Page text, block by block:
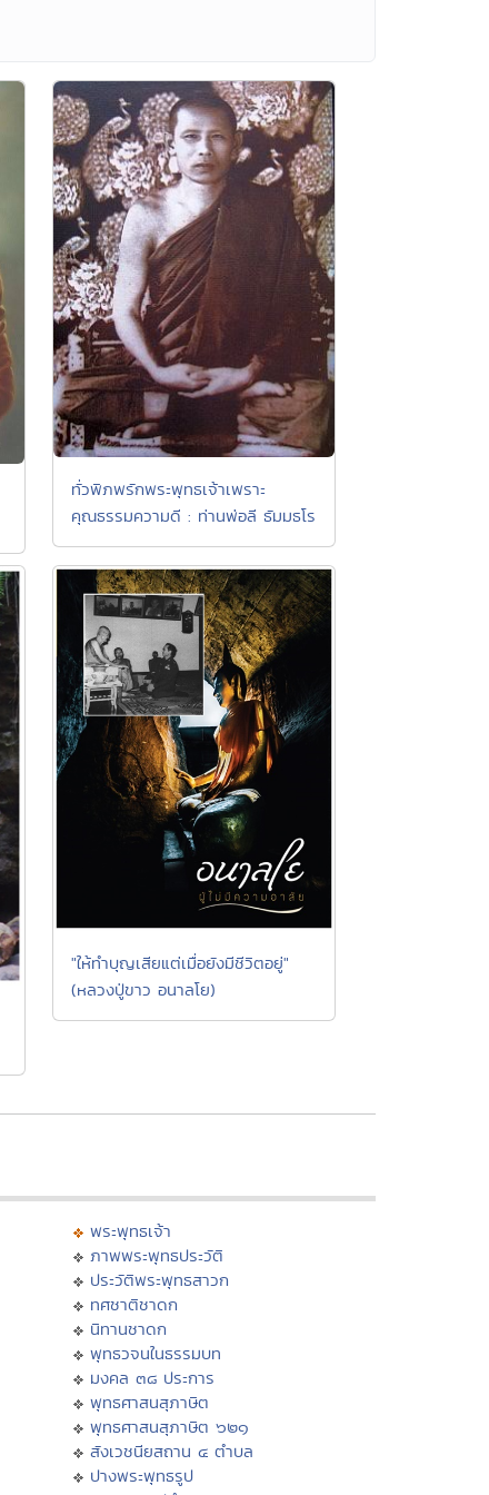
ทั่วพิภพรักพระพุทธเจ้าเพราะ
คุณธรรมความดี : ท่านพ่อลี ธัมมธโร
"ให้ทำบุญเสียแต่เมื่อยังมีชีวิตอยู่"
(หลวงปู่ขาว อนาลโย)
พระพุทธเจ้า
ภาพพระพุทธประวัติ
ประวัติพระพุทธสาวก
ทศชาติชาดก
นิทานชาดก
พุทธวจนในธรรมบท
มงคล ๓๘ ประการ
พุทธศาสนสุภาษิต
พุทธศาสนสุภาษิต ๖๒๑
สังเวชนียสถาน ๔ ตำบล
ปางพระพุทธรูป